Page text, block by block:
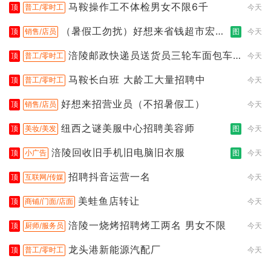
顶 普工/零时工 马鞍操作工不体检男女不限6千 今天
顶 销售/店员
（暑假工勿扰）好想来省钱超市宏声
图 今天
顶 普工/零时工 涪陵邮政快递员送货员三轮车面包车
今天
顶 普工/零时工 马鞍长白班 大龄工大量招聘中 今天
顶 销售/店员 好想来招营业员（不招暑假工） 今天
顶 美妆/美发 纽西之谜美服中心招聘美容师 图 今天
顶 小广告 涪陵回收旧手机旧电脑旧衣服 图 今天
顶 互联网/传媒 招聘抖音运营一名 今天
顶 商铺/门面/店面 美蛙鱼店转让 今天
顶 厨师/服务员 涪陵一烧烤招聘烤工两名 男女不限 今天
顶 普工/零时工 龙头港新能源汽配厂 今天